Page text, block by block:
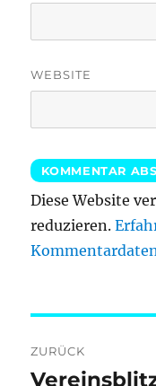
WEBSITE
Diese Website
reduzieren.
ZURÜCK
Vorheriger